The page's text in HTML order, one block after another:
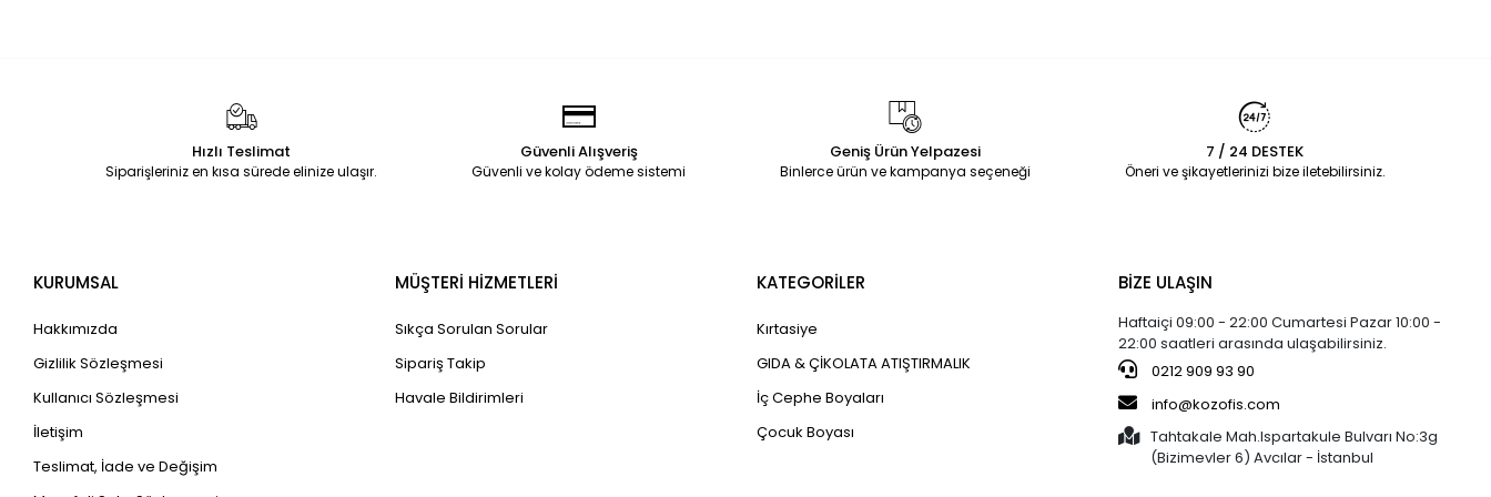
Hızlı Teslimat
Siparişleriniz en kısa sürede elinize ulaşır.
Güvenli Alışveriş
Güvenli ve kolay ödeme sistemi
Geniş Ürün Yelpazesi
Binlerce ürün ve kampanya seçeneği
7 / 24 DESTEK
Öneri ve şikayetlerinizi bize iletebilirsiniz.
KURUMSAL
Hakkımızda
Gizlilik Sözleşmesi
Kullanıcı Sözleşmesi
İletişim
Teslimat, İade ve Değişim
MÜŞTERİ HİZMETLERİ
Sıkça Sorulan Sorular
Sipariş Takip
Havale Bildirimleri
KATEGORİLER
Kırtasiye
GIDA & ÇİKOLATA ATIŞTIRMALIK
İç Cephe Boyaları
Çocuk Boyası
BİZE ULAŞIN
Haftaiçi 09:00 - 22:00 Cumartesi Pazar 10:00 -
22:00 saatleri arasında ulaşabilirsiniz.
0212 909 93 90
info@kozofis.com
Tahtakale Mah.Ispartakule Bulvarı No:3g
(Bizimevler 6) Avcılar - İstanbul